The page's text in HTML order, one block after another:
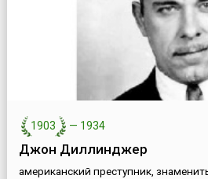
1903 — 1934
Джон Диллинджер
американский преступник,